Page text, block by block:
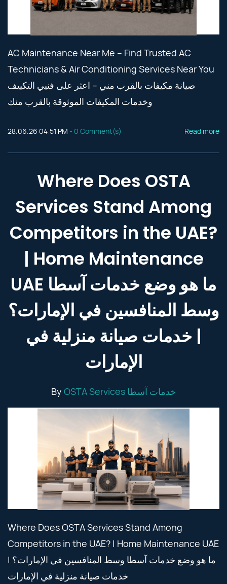
AC Maintenance Near Me – Find Trusted AC
Technicians & Air Conditioning Services Near You
صيانة مكيفات بالقرب مني – اعثر على فنيي التكييف
وخدمات المكيفات الموثوقة بالقرب منك
28.06.26 04:51 PM - 0 Comment(s) Read more
Where Does OSTA
Services Stand Among
Competitors in the UAE?
| Home Maintenance
UAE ما هو وضع خدمات آسطا
وسط المنافسين في الإمارات؟
| خدمات صيانة منزلية في
الإمارات
By OSTA Services خدمات آسطا
Where Does OSTA Services Stand Among
Competitors in the UAE? | Home Maintenance UAE
ما هو وضع خدمات آسطا وسط المنافسين في الإمارات؟ |
خدمات صيانة منزلية في الإمارات